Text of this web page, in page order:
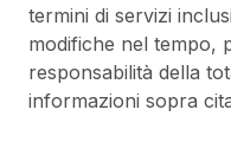
termini di servizi
modifiche nel tempo,
responsabilità della
informazioni sopra